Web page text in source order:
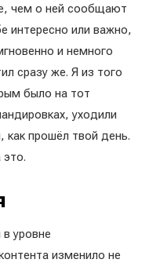
чем о ней сообщают
интересно или важно,
и немного
сразу же. Я из того
было на тот
уходили
как прошёл твой день.
это.
уровне
изменило не